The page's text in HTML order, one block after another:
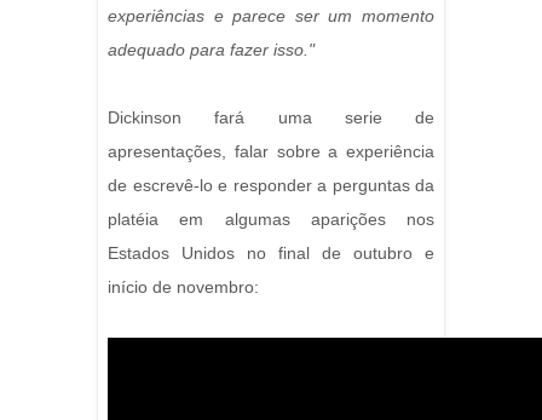
experiências e parece ser um momento
adequado para fazer isso."
Dickinson fará uma serie de
apresentações, falar sobre a experiência
de escrevê-lo e responder a perguntas da
platéia em algumas aparições nos
Estados Unidos no final de outubro e
início de novembro: